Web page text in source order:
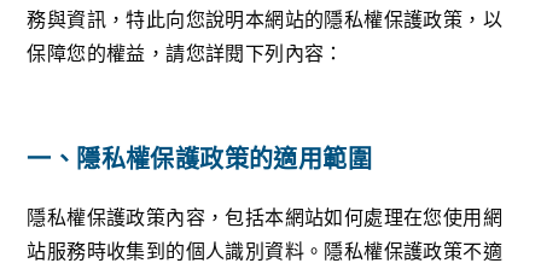
務與資訊，特此向您說明本網站的隱私權保護政策，以
保障您的權益，請您詳閱下列內容：
一、隱私權保護政策的適用範圍
隱私權保護政策內容，包括本網站如何處理在您使用網
站服務時收集到的個人識別資料。隱私權保護政策不適